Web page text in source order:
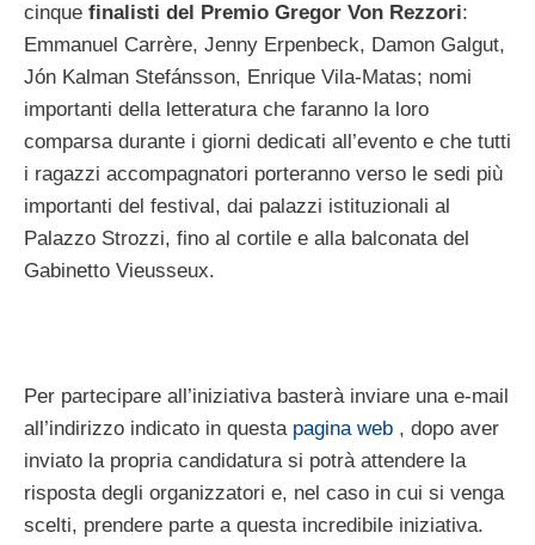
cinque finalisti del Premio Gregor Von Rezzori:
Emmanuel Carrère, Jenny Erpenbeck, Damon Galgut,
Jón Kalman Stefánsson, Enrique Vila-Matas; nomi
importanti della letteratura che faranno la loro
comparsa durante i giorni dedicati all’evento e che tutti
i ragazzi accompagnatori porteranno verso le sedi più
importanti del festival, dai palazzi istituzionali al
Palazzo Strozzi, fino al cortile e alla balconata del
Gabinetto Vieusseux.
Per partecipare all’iniziativa basterà inviare una e-mail
all’indirizzo indicato in questa pagina web , dopo aver
inviato la propria candidatura si potrà attendere la
risposta degli organizzatori e, nel caso in cui si venga
scelti, prendere parte a questa incredibile iniziativa.